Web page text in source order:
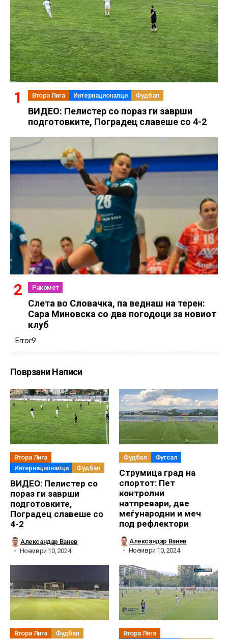
Втора Лига Интернационалци Фудбал
ВИДЕО: Пелистер со пораз ги заврши
подготовките, Поградец славеше со 4-2
Ракомет
Слетa во Словачка, па веднаш на терен:
Сара Миновска со два погодоци за новиот
клуб
Error9
Поврзани Написи
Втора Лига
Интернационалци
Фудбал
ВИДЕО: Пелистер со
пораз ги заврши
подготовките,
Поградец славеше со
4-2
Александар Ванев
Ноември 10, 2024
Фудбал Футсал
Струмица град на
спортот: Пет
контролни
натпревари, две
меѓународни и меч
под рефлектори
Александар Ванев
Ноември 10, 2024
Втора Лига Фудбал
Втора Лига